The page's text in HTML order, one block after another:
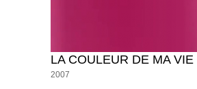
LA COULEUR DE MA VIE
2007